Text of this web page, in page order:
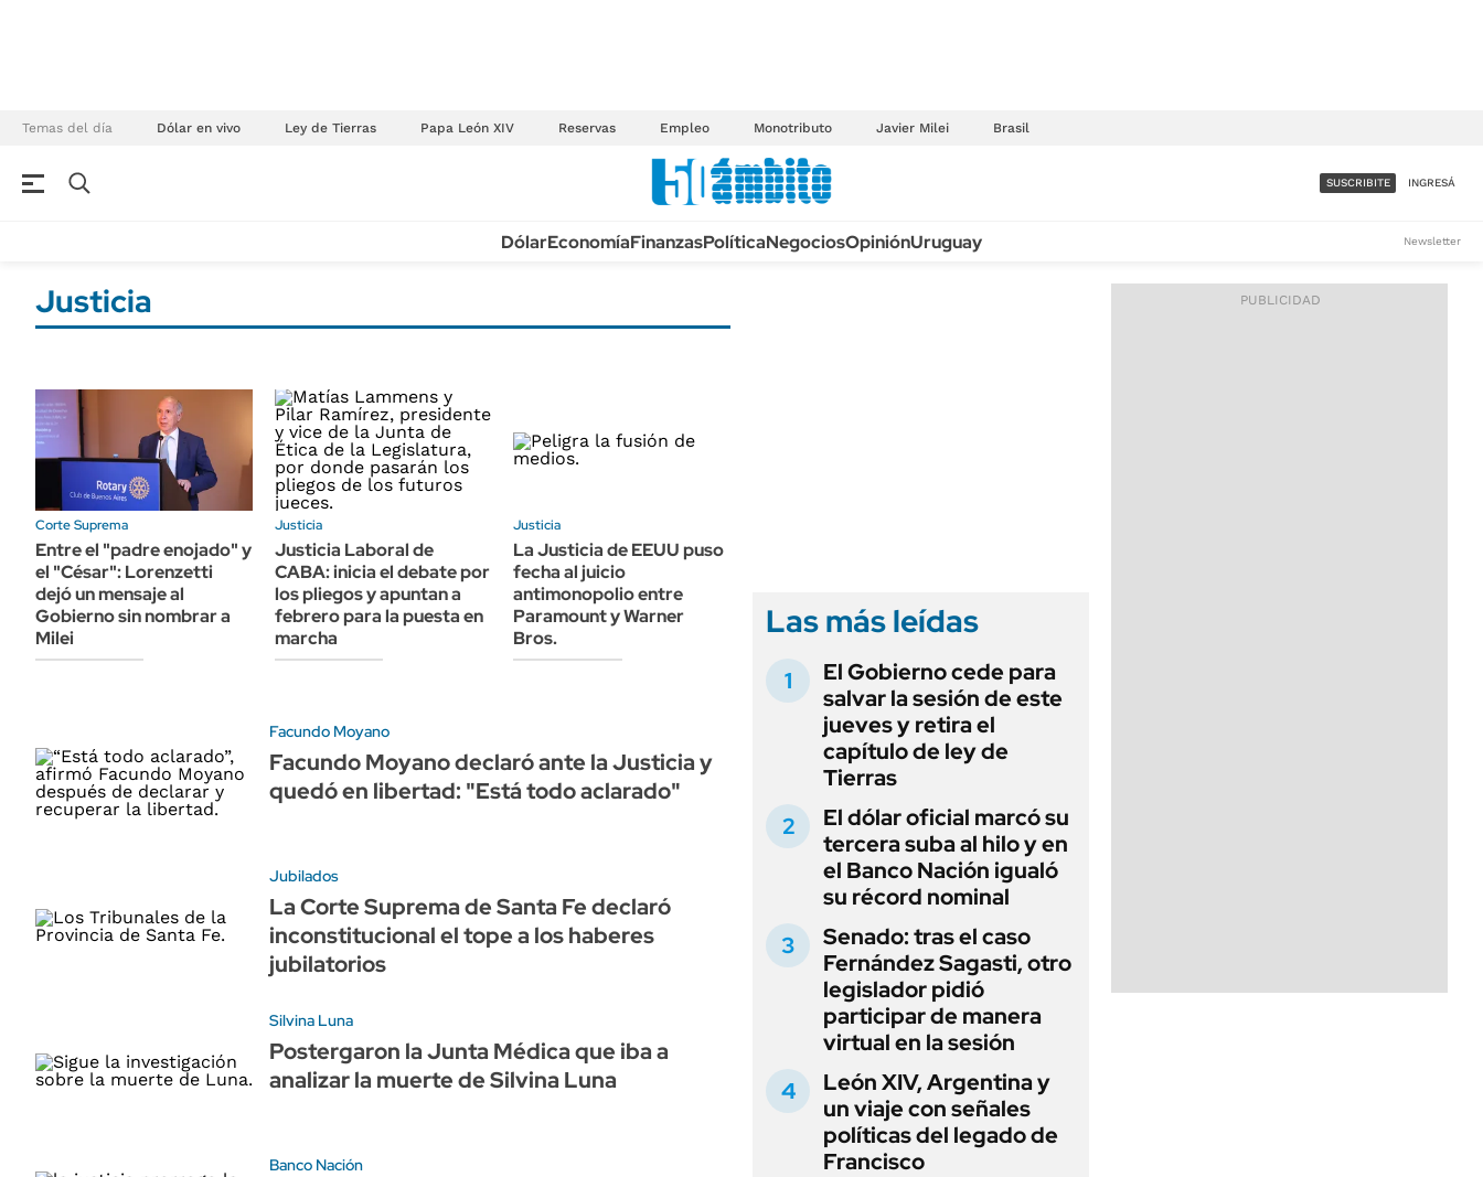
Temas del día Dólar en vivo Ley de Tierras Papa León XIV Reservas Empleo Monotributo Javier Milei Brasil
Banco de Datos
FINANZAS
Dólar
Mercados
ÁMBITO DEBATE
MEDIAKIT AMBITO DEBATE
ENERGY REPORT
POLÍTICA
Nacional
Municipios
URUGUAY
TECNOLOGÍA
OPINIÓN
ESPECTÁCULOS
AUTOS
ACCESO FULL - $1.800/MES
SUSCRIBITE INGRESÁ
DólarEconomíaFinanzasPolíticaNegociosOpiniónUruguay Newsletter
Justicia
Corte Suprema
Entre el "padre enojado" y
el "César": Lorenzetti
dejó un mensaje al
Gobierno sin nombrar a
Milei
Justicia
Justicia Laboral de
CABA: inicia el debate por
los pliegos y apuntan a
febrero para la puesta en
marcha
Justicia
La Justicia de EEUU puso
fecha al juicio
antimonopolio entre
Paramount y Warner
Bros.
Facundo Moyano
Facundo Moyano declaró ante la Justicia y
quedó en libertad: "Está todo aclarado"
Jubilados
La Corte Suprema de Santa Fe declaró
inconstitucional el tope a los haberes
jubilatorios
Silvina Luna
Postergaron la Junta Médica que iba a
analizar la muerte de Silvina Luna
Banco Nación
Las más leídas
El Gobierno cede para
salvar la sesión de este
jueves y retira el
capítulo de ley de
Tierras
El dólar oficial marcó su
tercera suba al hilo y en
el Banco Nación igualó
su récord nominal
Senado: tras el caso
Fernández Sagasti, otro
legislador pidió
participar de manera
virtual en la sesión
León XIV, Argentina y
un viaje con señales
políticas del legado de
Francisco